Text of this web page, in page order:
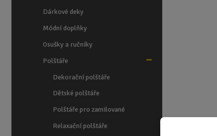
Dárkové deky
Módní doplňky
Osušky a ručníky
Polštáře
Dekorační polštáře
Dětské polštáře
Polštáře pro zamilované
Relaxační polštáře